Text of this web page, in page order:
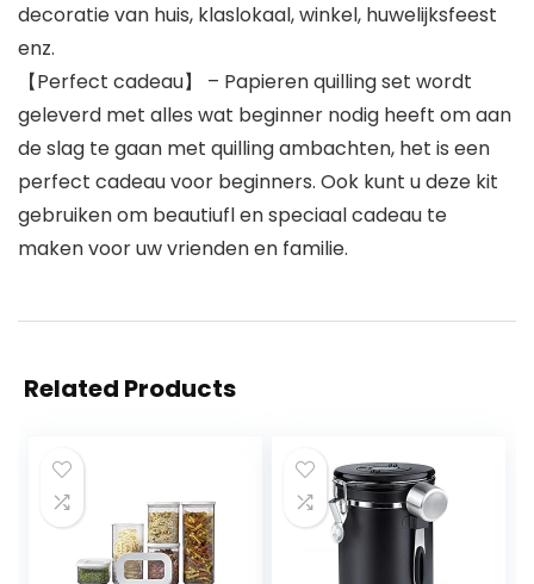
decoratie van huis, klaslokaal, winkel, huwelijksfeest
enz.
【Perfect cadeau】 – Papieren quilling set wordt
geleverd met alles wat beginner nodig heeft om aan
de slag te gaan met quilling ambachten, het is een
perfect cadeau voor beginners. Ook kunt u deze kit
gebruiken om beautiufl en speciaal cadeau te
maken voor uw vrienden en familie.
Related Products